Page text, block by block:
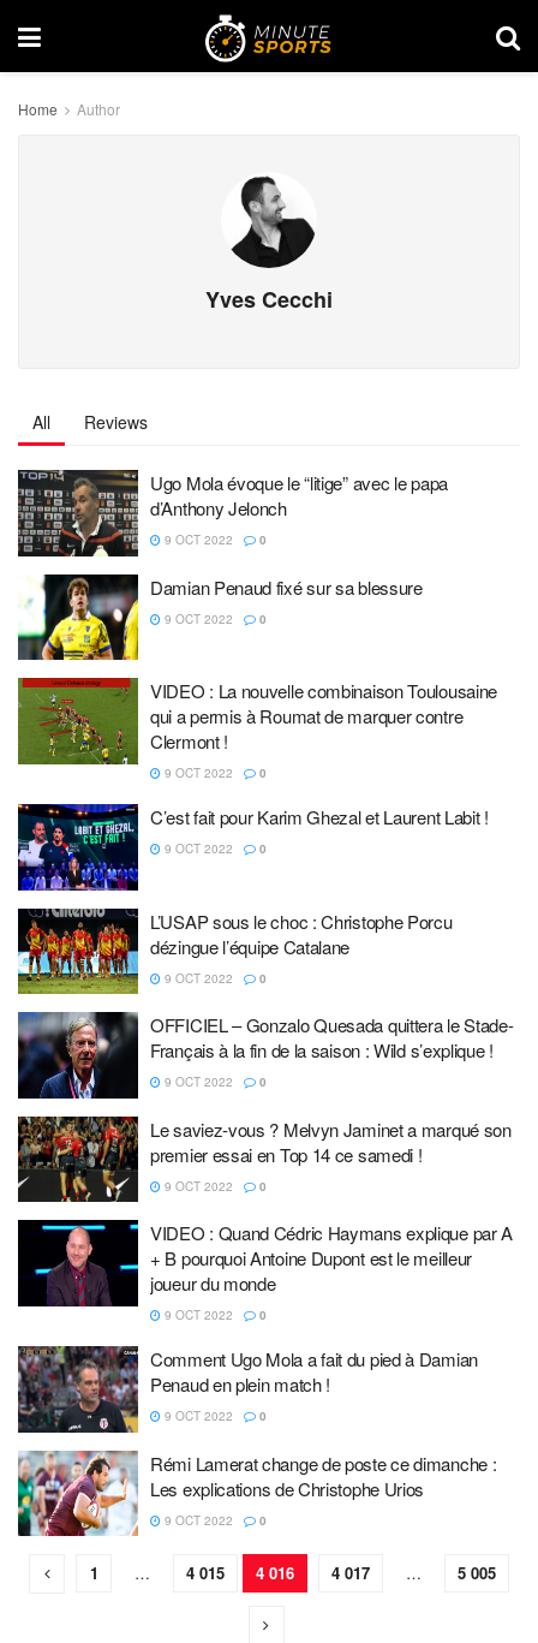
Home Author
Yves Cecchi
All Reviews
Ugo Mola évoque le “litige” avec le papa
d’Anthony Jelonch
9 OCT 2022 0
Damian Penaud fixé sur sa blessure
9 OCT 2022 0
VIDEO : La nouvelle combinaison Toulousaine
qui a permis à Roumat de marquer contre
Clermont !
9 OCT 2022 0
C’est fait pour Karim Ghezal et Laurent Labit !
9 OCT 2022 0
L’USAP sous le choc : Christophe Porcu
dézingue l’équipe Catalane
9 OCT 2022 0
OFFICIEL – Gonzalo Quesada quittera le Stade-
Français à la fin de la saison : Wild s’explique !
9 OCT 2022 0
Le saviez-vous ? Melvyn Jaminet a marqué son
premier essai en Top 14 ce samedi !
9 OCT 2022 0
VIDEO : Quand Cédric Haymans explique par A
+ B pourquoi Antoine Dupont est le meilleur
joueur du monde
9 OCT 2022 0
Comment Ugo Mola a fait du pied à Damian
Penaud en plein match !
9 OCT 2022 0
Rémi Lamerat change de poste ce dimanche :
Les explications de Christophe Urios
9 OCT 2022 0
1 … 4 015 4 016 4 017 … 5 005